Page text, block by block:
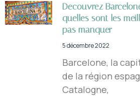
Decouvrez
quelles sont les
pas manquer
5 décembre 2022
Barcelone, la
de la région
Catalogne,